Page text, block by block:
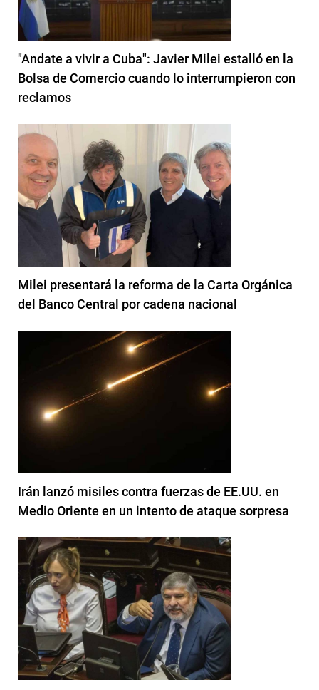
"Andate a vivir a Cuba": Javier Milei estalló en la
Bolsa de Comercio cuando lo interrumpieron con
reclamos
Milei presentará la reforma de la Carta Orgánica
del Banco Central por cadena nacional
Irán lanzó misiles contra fuerzas de EE.UU. en
Medio Oriente en un intento de ataque sorpresa